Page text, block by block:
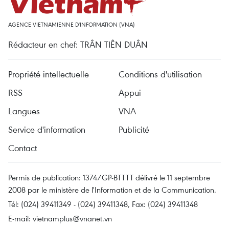
AGENCE VIETNAMIENNE D'INFORMATION (VNA)
Rédacteur en chef: TRÂN TIÊN DUÂN
Propriété intellectuelle
Conditions d'utilisation
RSS
Appui
Langues
VNA
Service d'information
Publicité
Contact
Permis de publication: 1374/GP-BTTTT délivré le 11 septembre
2008 par le ministère de l'Information et de la Communication.
Tél: (024) 39411349 - (024) 39411348, Fax: (024) 39411348
E-mail: vietnamplus@vnanet.vn